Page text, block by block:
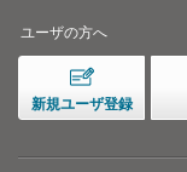
ユーザの方へ
新規ユーザ登録